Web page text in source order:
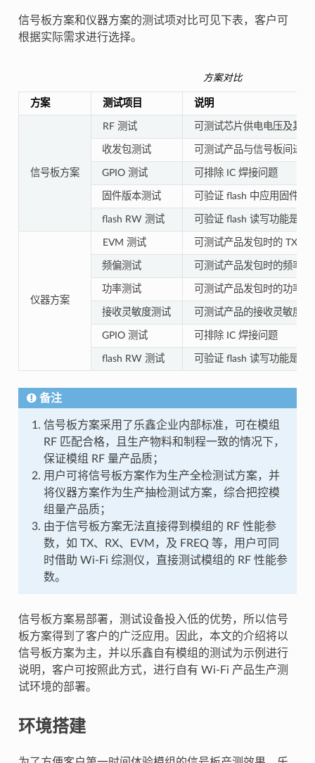
信号板方案和仪器方案的测试项对比可见下表，客户可
根据实际需求进行选择。
方案对比
方案 测试项目 说明
信号板方案
RF 测试 可测试芯片供电电压及其
收发包测试 可测试产品与信号板间进行
GPIO 测试 可排除 IC 焊接问题
固件版本测试 可验证 flash 中应用固件的
flash RW 测试 可验证 flash 读写功能是否
仪器方案
EVM 测试 可测试产品发包时的 TX
频偏测试 可测试产品发包时的频率
功率测试 可测试产品发包时的功率
接收灵敏度测试 可测试产品的接收灵敏度
GPIO 测试 可排除 IC 焊接问题
flash RW 测试 可验证 flash 读写功能是否
备注
信号板方案采用了乐鑫企业内部标准，可在模组
RF 匹配合格，且生产物料和制程一致的情况下，
保证模组 RF 量产品质；
用户可将信号板方案作为生产全检测试方案，并
将仪器方案作为生产抽检测试方案，综合把控模
组量产品质；
由于信号板方案无法直接得到模组的 RF 性能参
数，如 TX、RX、EVM，及 FREQ 等，用户可同
时借助 Wi-Fi 综测仪，直接测试模组的 RF 性能参
数。
信号板方案易部署，测试设备投入低的优势，所以信号
板方案得到了客户的广泛应用。因此，本文的介绍将以
信号板方案为主，并以乐鑫自有模组的测试为示例进行
说明，客户可按照此方式，进行自有 Wi-Fi 产品生产测
试环境的部署。
环境搭建